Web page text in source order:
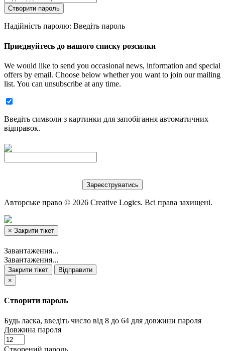
Створити пароль
Надійність паролю: Введіть пароль
Приєднуйтесь до нашого списку розсилки
We would like to send you occasional news, information and special
offers by email. Choose below whether you want to join our mailing
list. You can unsubscribe at any time.
Введіть символи з картинки для запобігання автоматичних
відправок.
Авторське право © 2026 Creative Logics. Всі права захищені.
× Закрити тікет
Завантаження...
Завантаження...
Закрити тікет
Відправити
×
Створити пароль
Будь ласка, введіть число від 8 до 64 для довжини пароля
Довжина пароля
Створений пароль